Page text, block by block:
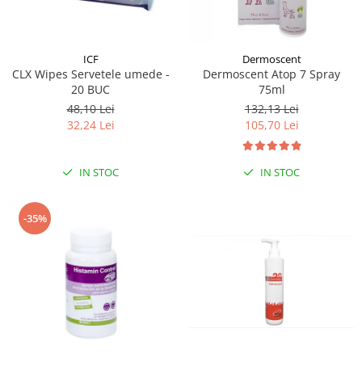
ICF
CLX Wipes Servetele umede -
20 BUC
48,10 Lei
32,24 Lei
IN STOC
Dermoscent
Dermoscent Atop 7 Spray
75ml
132,13 Lei
105,70 Lei
IN STOC
-35%